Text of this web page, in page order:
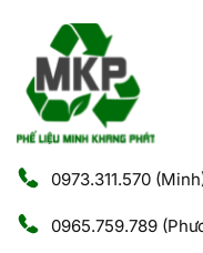
0973.311.570
0965.759.789